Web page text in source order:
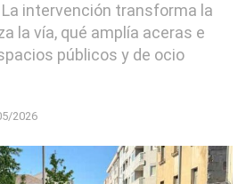
intervención transforma la
la vía, qué amplía aceras e
públicos y de ocio
2026